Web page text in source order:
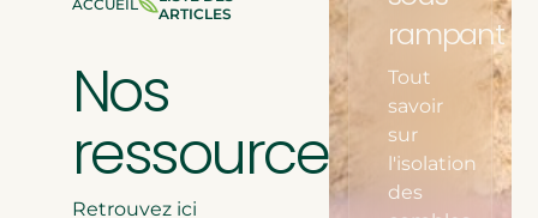
Isolation de comble
Isolation des rampants
ESTIMEZ
POUR VOS
DÉCOUVRIR
ÊTES
ACCUEIL
ARTICLES
Nos
ressources
Retrouvez ici
rampant
Tout
savoir
sur
l'isolation
des